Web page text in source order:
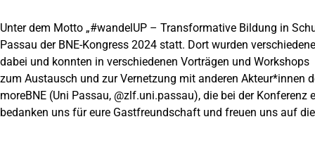
Unter dem Motto „#wandelUP – Transformative Bildung in
Passau der BNE-Kongress 2024 statt. Dort wurden
dabei und konnten in verschiedenen Vorträgen und
zum Austausch und zur Vernetzung mit anderen Akteur*innen
moreBNE (Uni Passau, @zlf.uni.passau), die bei der
bedanken uns für eure Gastfreundschaft und freuen uns auf